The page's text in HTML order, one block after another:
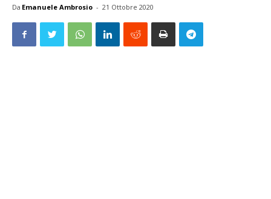
Da Emanuele Ambrosio - 21 Ottobre 2020